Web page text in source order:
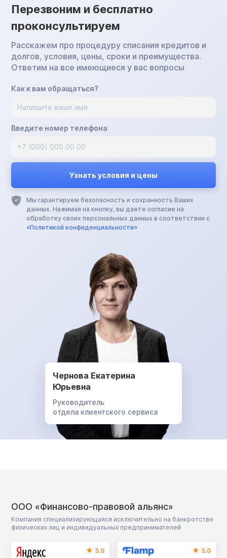
Перезвоним и бесплатно
проконсультируем
Расскажем про процедуру списания кредитов и
долгов, условия, цены, сроки и преимущества.
Ответим на все имеющиеся у вас вопросы
Как к вам обращаться?
Введите номер телефона
Мы гарантируем безопасность и сохранность Ваших
данных. Нажимая на кнопку, вы даете согласие на
обработку своих персональных данных в соответствии с
«Политикой конфиденциальности»
Чернова Екатерина
Юрьевна
Руководитель
отдела клиентского сервиса
ООО «Финансово-правовой альянс»
Компания специализирующаяся исключительно на банкротстве
физических лиц и индивидуальных предпринимателей
5.0 5.0